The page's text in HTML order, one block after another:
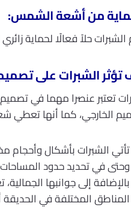
حلاً فعالًا لحماية
الشبرات على
تعتبر عنصرا مهما في
الخارجي، كما أنها تعطي
تأتي الشبرات بأشكال وأحجام
وحتى في تحديد حدود
بالإضافة إلى جوانبها
المناطق المختلفة في الحديقة